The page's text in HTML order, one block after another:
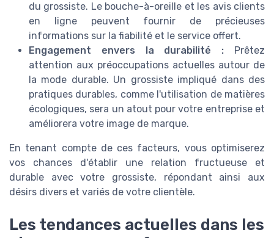
du grossiste. Le bouche-à-oreille et les avis clients
en ligne peuvent fournir de précieuses
informations sur la fiabilité et le service offert.
Engagement envers la durabilité : Prêtez
attention aux préoccupations actuelles autour de
la mode durable. Un grossiste impliqué dans des
pratiques durables, comme l'utilisation de matières
écologiques, sera un atout pour votre entreprise et
améliorera votre image de marque.
En tenant compte de ces facteurs, vous optimiserez
vos chances d'établir une relation fructueuse et
durable avec votre grossiste, répondant ainsi aux
désirs divers et variés de votre clientèle.
Les tendances actuelles dans les